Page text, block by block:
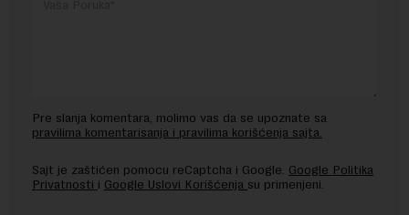
Pre slanja komentara, molimo vas da se upoznate sa
pravilima komentarisanja i pravilima korišćenja sajta.
Sajt je zaštićen pomocu reCaptcha i Google. Google Politika
Privatnosti i Google Uslovi Korišćenja su primenjeni.